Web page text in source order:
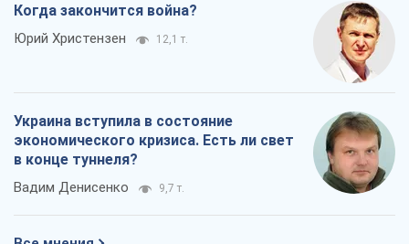
Когда закончится война?
Юрий Христензен 12,1 т.
Украина вступила в состояние
экономического кризиса. Есть ли свет
в конце туннеля?
Вадим Денисенко 9,7 т.